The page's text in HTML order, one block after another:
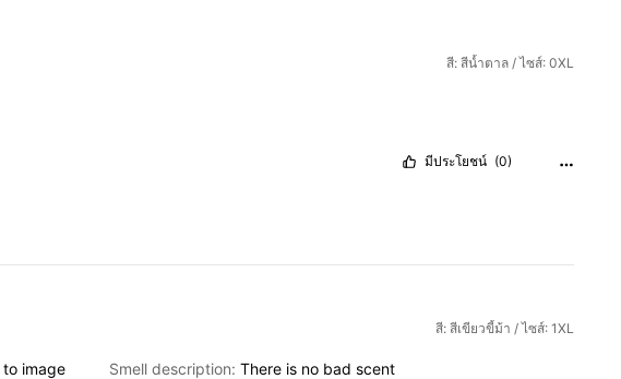
สี: สีน้ำตาล / ไซส์: 0XL
มีประโยชน์ (0)
สี: สีเขียวขี้ม้า / ไซส์: 1XL
to image Smell description: There is no bad scent